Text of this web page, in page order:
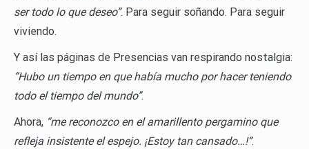
ser todo lo que deseo”. Para seguir soñando. Para seguir
viviendo.
Y así las páginas de Presencias van respirando nostalgia:
“Hubo un tiempo en que había mucho por hacer teniendo
todo el tiempo del mundo”.
Ahora, “me reconozco en el amarillento pergamino que
refleja insistente el espejo. ¡Estoy tan cansado…!”.